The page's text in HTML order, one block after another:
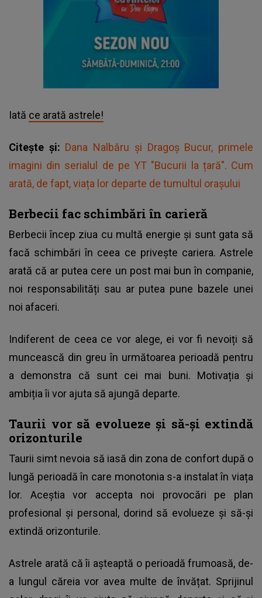
Iată ce arată astrele!
Citește și: Dana Nalbăru și Dragoș Bucur, primele
imagini din serialul de pe YT "Bucurii la țară". Cum
arată, de fapt, viața lor departe de tumultul orașului
Berbecii fac schimbări în carieră
Berbecii încep ziua cu multă energie și sunt gata să
facă schimbări în ceea ce privește cariera. Astrele
arată că ar putea cere un post mai bun în companie,
noi responsabilități sau ar putea pune bazele unei
noi afaceri.
Indiferent de ceea ce vor alege, ei vor fi nevoiți să
muncească din greu în următoarea perioadă pentru
a demonstra că sunt cei mai buni. Motivația și
ambiția îi vor ajuta să ajungă departe.
Taurii vor să evolueze și să-și extindă
orizonturile
Taurii simt nevoia să iasă din zona de confort după o
lungă perioadă în care monotonia s-a instalat în viața
lor. Aceștia vor accepta noi provocări pe plan
profesional și personal, dorind să evolueze și să-și
extindă orizonturile.
Astrele arată că îi așteaptă o perioadă frumoasă, de-
a lungul căreia vor avea multe de învățat. Sprijinul